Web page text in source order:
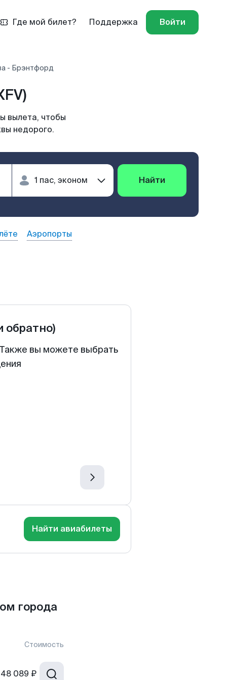
Где мой билет? Поддержка Войти
- Брэнтфорд
вылета, чтобы
недорого.
Найти
Аэропорты
обратно)
вы можете выбрать
Найти авиабилеты
города
Стоимость
48 089 ₽